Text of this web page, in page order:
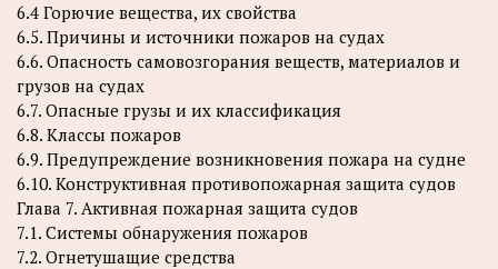
6.4 Горючие вещества, их свойства
6.5. Причины и источники пожаров на судах
6.6. Опасность самовозгорания веществ, материалов и
грузов на судах
6.7. Опасные грузы и их классификация
6.8. Классы пожаров
6.9. Предупреждение возникновения пожара на судне
6.10. Конструктивная противопожарная защита судов
Глава 7. Активная пожарная защита судов
7.1. Системы обнаружения пожаров
7.2. Огнетушащие средства